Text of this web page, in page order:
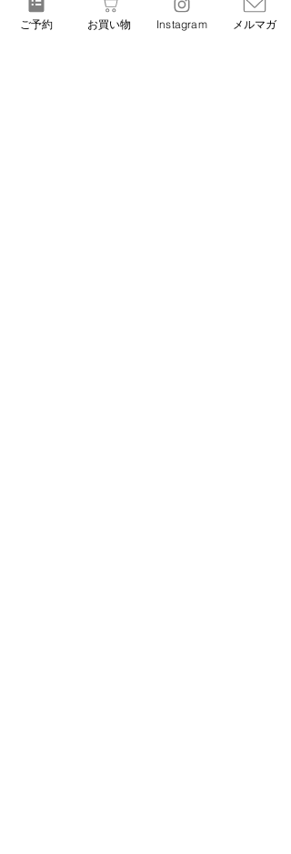
03-6231-6309
【HP】
ご予約 お買い物 Instagram メルマガ